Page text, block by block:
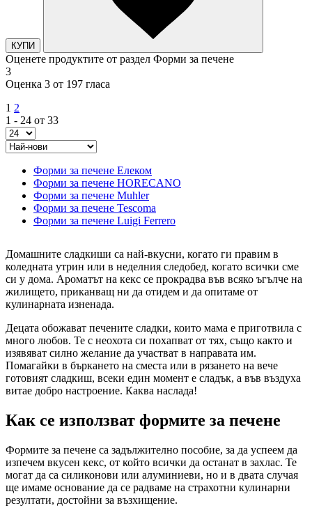
КУПИ
Оценете продуктите от раздел Форми за печене
3
Оценка 3 от 197 гласа
1 2
1 - 24 от 33
Форми за печене Елеком
Форми за печене HORECANO
Форми за печене Muhler
Форми за печене Tescoma
Форми за печене Luigi Ferrero
Домашните сладкиши са най-вкусни, когато ги правим в
коледната утрин или в неделния следобед, когато всички сме
си у дома. Ароматът на кекс се прокрадва във всяко ъгълче на
жилището, приканващ ни да отидем и да опитаме от
кулинарната изненада.
Децата обожават печените сладки, които мама е приготвила с
много любов. Те с неохота си похапват от тях, също както и
изявяват силно желание да участват в направата им.
Помагайки в бъркането на сместа или в рязането на вече
готовият сладкиш, всеки един момент е сладък, а във въздуха
витае добро настроение. Каква наслада!
Как се използват формите за печене
Формите за печене са задължително пособие, за да успеем да
изпечем вкусен кекс, от който всички да останат в захлас. Те
могат да са силиконови или алуминиеви, но и в двата случая
ще имаме основание да се радваме на страхотни кулинарни
резултати, достойни за възхищение.